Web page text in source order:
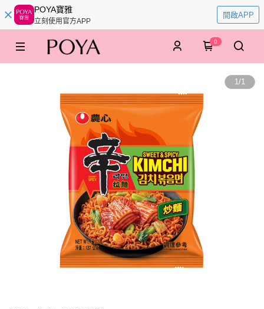
POYA寶雅
立刻使用官方APP
開啟APP
0
1/1